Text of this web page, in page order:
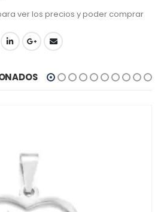
ver los precios y poder comprar